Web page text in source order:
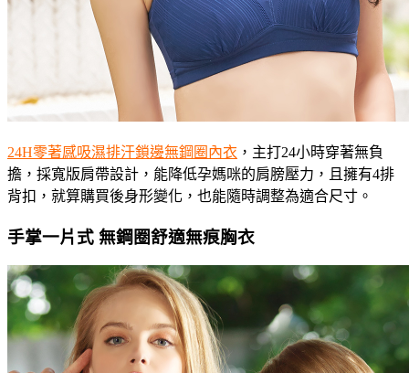
24H零著感吸濕排汗鎖邊無鋼圈內衣 ，主打24小時穿著無負
擔，採寬版肩帶設計，能降低孕媽咪的肩膀壓力，且擁有4排
背扣，就算購買後身形變化，也能隨時調整為適合尺寸。
手掌一片式 無鋼圈舒適無痕胸衣